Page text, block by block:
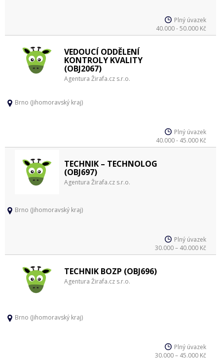
Plný úvazek
40.000 - 50.000 Kč
VEDOUCÍ ODDĚLENÍ
KONTROLY KVALITY
(OBJ2067)
Agentura Žirafa.cz s.r.o.
Brno (Jihomoravský kraj)
Plný úvazek
40.000 - 45.000 Kč
TECHNIK – TECHNOLOG
(OBJ697)
Agentura Žirafa.cz s.r.o.
Brno (Jihomoravský kraj)
Plný úvazek
30.000 – 40.000 Kč
TECHNIK BOZP (OBJ696)
Agentura Žirafa.cz s.r.o.
Brno (Jihomoravský kraj)
Plný úvazek
30.000 – 45.000 Kč